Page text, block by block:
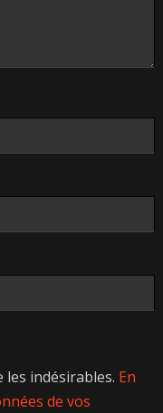
indésirables. En
de vos